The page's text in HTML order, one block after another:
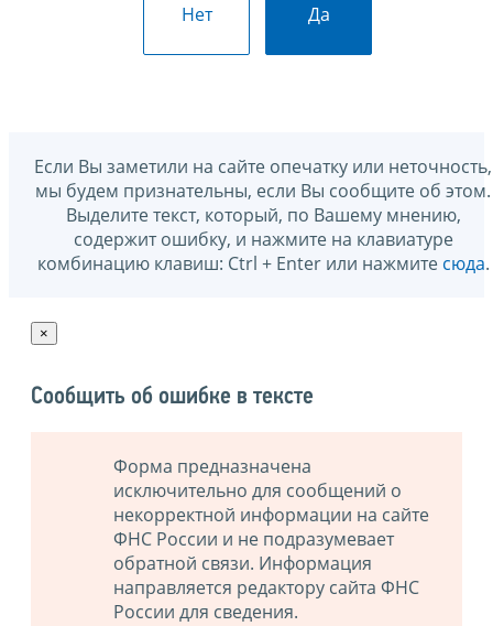
Нет Да
Если Вы заметили на сайте опечатку или неточность,
мы будем признательны, если Вы сообщите об этом.
Выделите текст, который, по Вашему мнению,
содержит ошибку, и нажмите на клавиатуре
комбинацию клавиш: Ctrl + Enter или нажмите сюда.
×
Сообщить об ошибке в тексте
Форма предназначена
исключительно для сообщений о
некорректной информации на сайте
ФНС России и не подразумевает
обратной связи. Информация
направляется редактору сайта ФНС
России для сведения.